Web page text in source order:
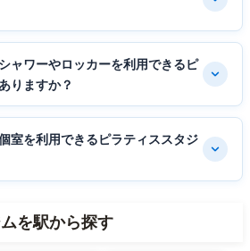
ャワーやロッカーを利用できるピ
りますか？
室を利用できるピラティススタジ
を駅から探す